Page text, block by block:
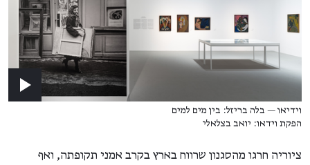
וידיאו — בלה בריזל: בין מים למים
הפקת וידאו: יואב בצלאלי
ציוריה חרגו מהסגנון שרווח בארץ בקרב אמני תקופתה, ואף